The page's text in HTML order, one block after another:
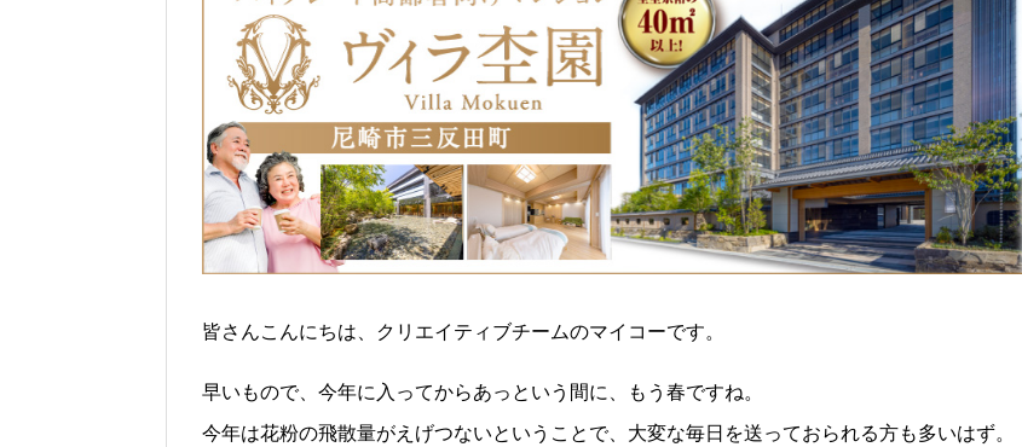
皆さんこんにちは、クリエイティブチームのマイコーです。
早いもので、今年に入ってからあっという間に、もう春ですね。
今年は花粉の飛散量がえげつないということで、大変な毎日を送っておられる方も多いはず。